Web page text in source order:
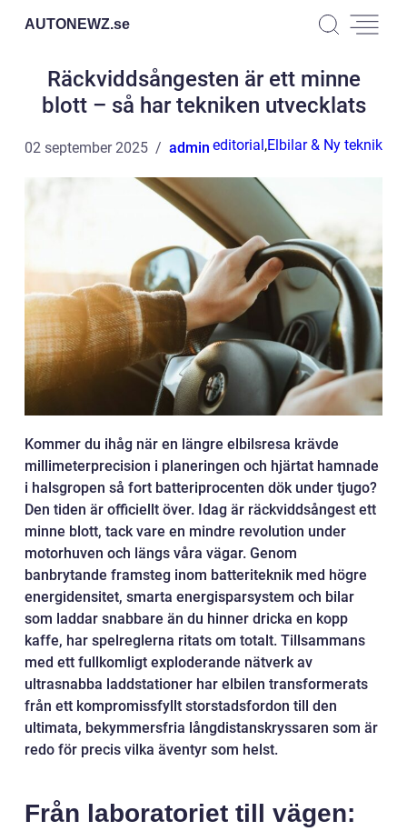
AUTONEWZ.se
Räckviddsångesten är ett minne
blott – så har tekniken utvecklats
02 september 2025 admin editorial,Elbilar & Ny teknik
Kommer du ihåg när en längre elbilsresa krävde
millimeterprecision i planeringen och hjärtat hamnade
i halsgropen så fort batteriprocenten dök under tjugo?
Den tiden är officiellt över. Idag är räckviddsångest ett
minne blott, tack vare en mindre revolution under
motorhuven och längs våra vägar. Genom
banbrytande framsteg inom batteriteknik med högre
energidensitet, smarta energisparsystem och bilar
som laddar snabbare än du hinner dricka en kopp
kaffe, har spelreglerna ritats om totalt. Tillsammans
med ett fullkomligt exploderande nätverk av
ultrasnabba laddstationer har elbilen transformerats
från ett kompromissfyllt storstadsfordon till den
ultimata, bekymmersfria långdistanskryssaren som är
redo för precis vilka äventyr som helst.
Från laboratoriet till vägen: